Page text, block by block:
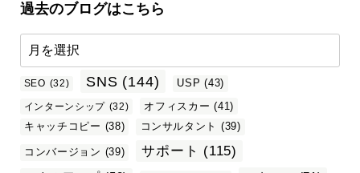
過去のブログはこちら
SEO (32) SNS (144) USP (43)
インターンシップ (32) オフィスカー (41)
キャッチコピー (38) コンサルタント (39)
コンバージョン (39) サポート (115)